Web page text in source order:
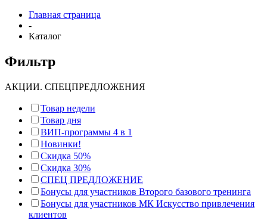
Главная страница
-
Каталог
Фильтр
АКЦИИ. СПЕЦПРЕДЛОЖЕНИЯ
Товар недели
Товар дня
ВИП-программы 4 в 1
Новинки!
Скидка 50%
Скидка 30%
СПЕЦ ПРЕДЛОЖЕНИЕ
Бонусы для участников Второго базового тренинга
Бонусы для участников МК Искусство привлечения
клиентов